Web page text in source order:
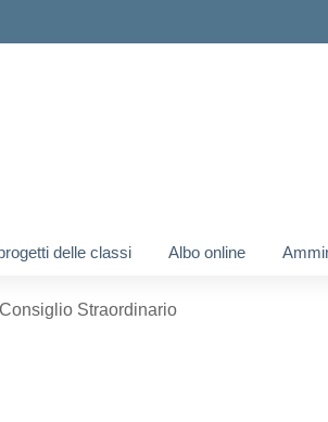
delle classi Albo online
Straordinario